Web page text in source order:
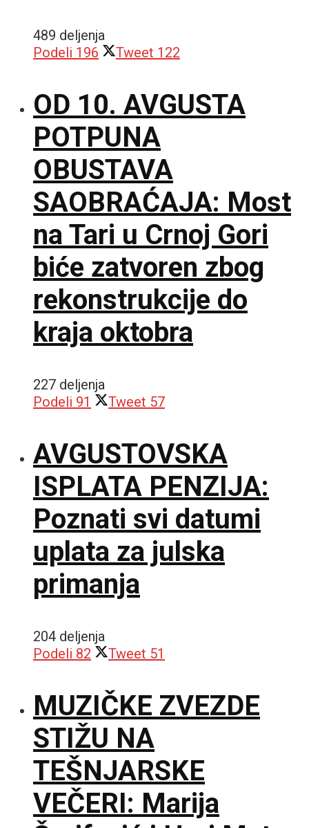
489 deljenja
Podeli 196 Tweet 122
OD 10. AVGUSTA
POTPUNA
OBUSTAVA
SAOBRAĆAJA: Most
na Tari u Crnoj Gori
biće zatvoren zbog
rekonstrukcije do
kraja oktobra
227 deljenja
Podeli 91 Tweet 57
AVGUSTOVSKA
ISPLATA PENZIJA:
Poznati svi datumi
uplata za julska
primanja
204 deljenja
Podeli 82 Tweet 51
MUZIČKE ZVEZDE
STIŽU NA
TEŠNJARSKE
VEČERI: Marija